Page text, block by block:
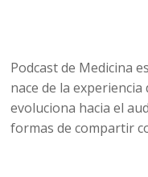
Podcast de Medicina
nace de la experiencia
evoluciona hacia el
formas de compartir